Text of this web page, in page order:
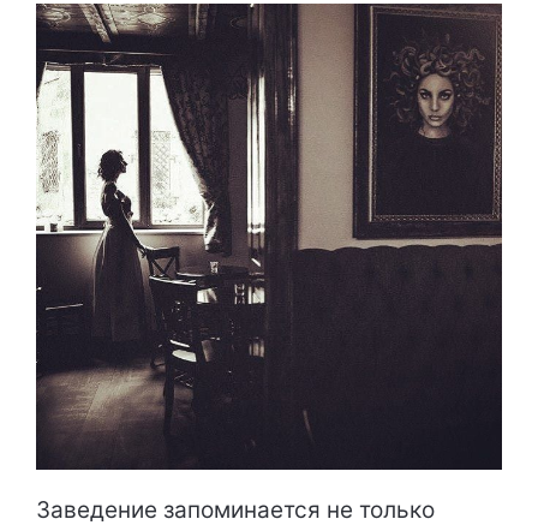
Заведение запоминается не только